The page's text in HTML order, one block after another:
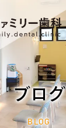
ブログ
BLOG